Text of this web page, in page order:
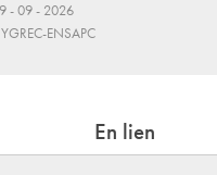
- 09 - 2026
ENSAPC
En lien